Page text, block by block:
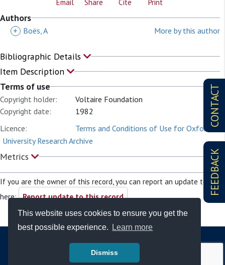
This website uses cookies to ensure you get the
best possible experience.
Learn more
Dismiss
CONTACT
FEEDBACK
Email Share Cite Print
Authors
+ Boës, A More by this author
Bibliographic Details
Item Description
Terms of use
Copyright holder:
Voltaire Foundation
Copyright date:
1982
Licence:
Terms and Conditions of Use for Oxford
University Research Archive
Metrics
If you are the owner of this record, you can report an update to it
here: Report update to this record